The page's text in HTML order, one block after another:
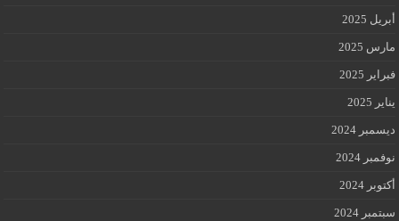
أبريل 2025
مارس 2025
فبراير 2025
يناير 2025
ديسمبر 2024
نوفمبر 2024
أكتوبر 2024
سبتمبر 2024